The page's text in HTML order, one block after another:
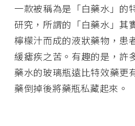
一款被稱為是「白藥水」的
研究，所謂的「白藥水」其
檸檬汁而成的液狀藥物，患
緩瘧疾之苦。有趣的是，許
藥水的玻璃瓶遠比特效藥更
藥倒掉後將藥瓶私藏起來。